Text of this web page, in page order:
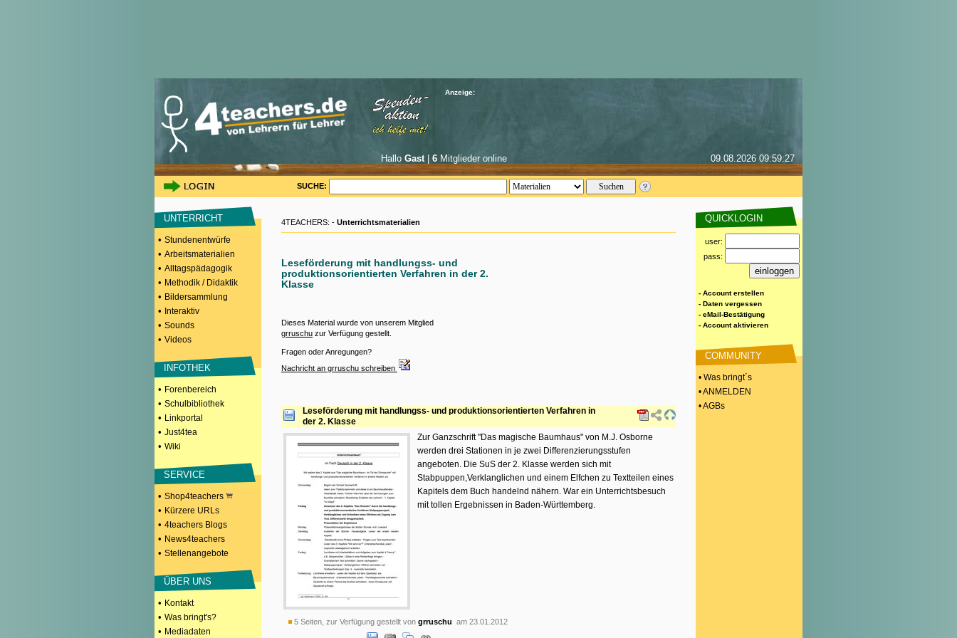
Anzeige:
Hallo Gast| 6Mitglieder online 09.08.2026 09:59:27
SUCHE:
UNTERRICHT
• Stundenentwürfe
• Arbeitsmaterialien
• Alltagspädagogik
• Methodik / Didaktik
• Bildersammlung
• Interaktiv
• Sounds
• Videos
INFOTHEK
• Forenbereich
• Schulbibliothek
• Linkportal
• Just4tea
• Wiki
SERVICE
• Shop4teachers
• Kürzere URLs
• 4teachers Blogs
• News4teachers
• Stellenangebote
ÜBER UNS
• Kontakt
• Was bringt's?
• Mediadaten
4TEACHERS: - Unterrichtsmaterialien
Leseförderung mit handlungss- und
produktionsorientierten Verfahren in der 2.
Klasse
Dieses Material wurde von unserem Mitglied
grruschu zur Verfügung gestellt.
Fragen oder Anregungen?
Nachricht an grruschu schreiben
Leseförderung mit handlungss- und produktionsorientierten Verfahren in
der 2. Klasse
Zur Ganzschrift "Das magische Baumhaus" von M.J. Osborne
werden drei Stationen in je zwei Differenzierungsstufen
angeboten. Die SuS der 2. Klasse werden sich mit
Stabpuppen,Verklanglichen und einem Elfchen zu Textteilen eines
Kapitels dem Buch handelnd nähern. War ein Unterrichtsbesuch
mit tollen Ergebnissen in Baden-Württemberg.
5 Seiten, zur Verfügung gestellt von grruschu am 23.01.2012
QUICKLOGIN
user:
pass:
- Account erstellen
- Daten vergessen
- eMail-Bestätigung
- Account aktivieren
COMMUNITY
• Was bringt´s
• ANMELDEN
• AGBs